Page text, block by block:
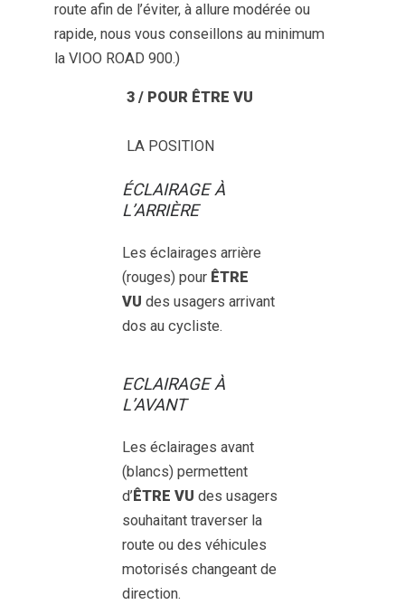
route afin de l’éviter, à allure modérée ou
rapide, nous vous conseillons au minimum
la VIOO ROAD 900.)
3 / POUR ÊTRE VU
LA POSITION
ÉCLAIRAGE À
L’ARRIÈRE
Les éclairages arrière
(rouges) pour ÊTRE
VU des usagers arrivant
dos au cycliste.
ECLAIRAGE À
L’AVANT
Les éclairages avant
(blancs) permettent
d’ÊTRE VU des usagers
souhaitant traverser la
route ou des véhicules
motorisés changeant de
direction.